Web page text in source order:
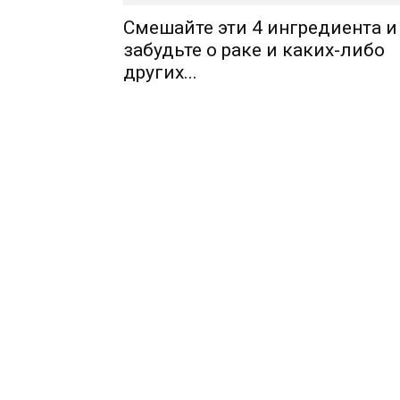
Смешайте эти 4 ингредиента и
забудьте о раке и каких-либо
других...